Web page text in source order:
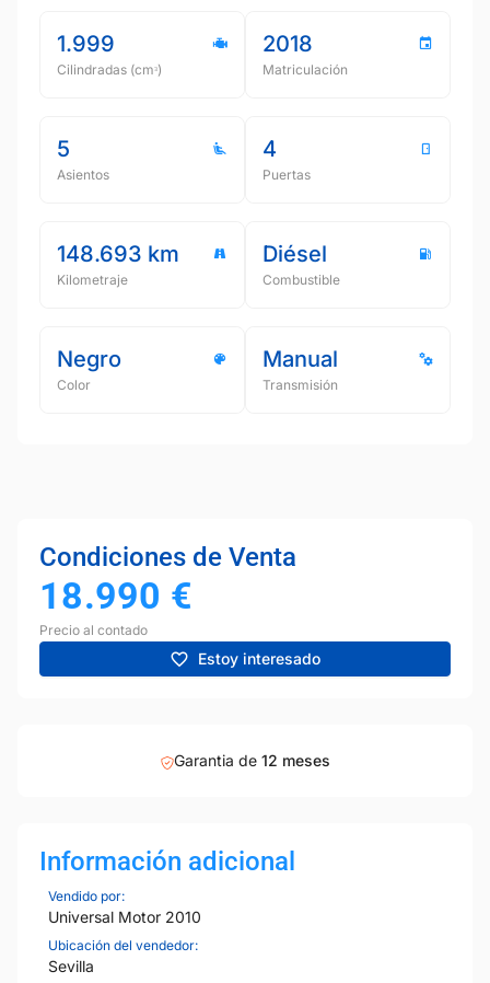
1.999
Cilindradas (cmᵌ)
2018
Matriculación
5
Asientos
4
Puertas
148.693 km
Kilometraje
Diésel
Combustible
Negro
Color
Manual
Transmisión
Condiciones de Venta
18.990 €
Precio al contado
Estoy interesado
Garantia de 12 meses
Información adicional
Vendido por:
Universal Motor 2010
Ubicación del vendedor:
Sevilla